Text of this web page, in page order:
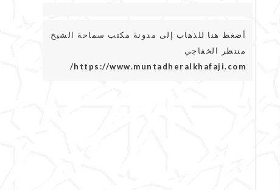
أضغط هنا للذهاب إلى مدونة مكتب سماحة الشيخ
منتظر الخفاجي
https://www.muntadheralkhafaji.com/